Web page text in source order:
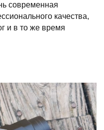
современная
качества,
и в то же время